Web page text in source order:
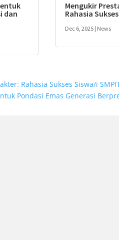
dan
Mengukir
Rahasia
Dec 6, 2025| News
Rahasia Sukses Siswa/i
Pondasi Emas Generasi